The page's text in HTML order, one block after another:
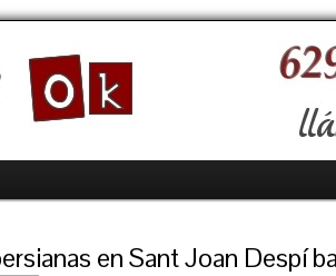
en Sant Joan Despí